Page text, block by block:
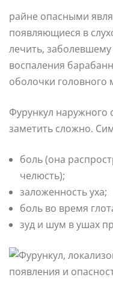
райне опасными
появляющиеся в
лечить,
воспаления
оболочки головного
Фурункул наружного
заметить сложно.
боль (она
челюсть);
заложенность уха;
боль во время
зуд и шум в ушах